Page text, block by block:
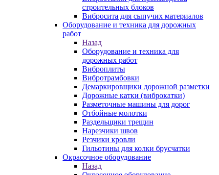
строительных блоков
Вибросита для сыпучих материалов
Оборудование и техника для дорожных
работ
Назад
Оборудование и техника для
дорожных работ
Виброплиты
Вибротрамбовки
Демаркировщики дорожной разметки
Дорожные катки (виброкатки)
Разметочные машины для дорог
Отбойные молотки
Раздельщики трещин
Нарезчики швов
Резчики кровли
Гильотины для колки брусчатки
Окрасочное оборудование
Назад